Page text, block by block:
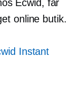
Ecwid, får
online butik.
Instant